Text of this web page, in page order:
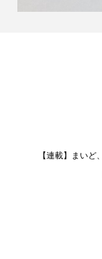
【連載】まい